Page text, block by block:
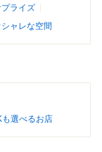
ライズ
シャレな空間
選べるお店